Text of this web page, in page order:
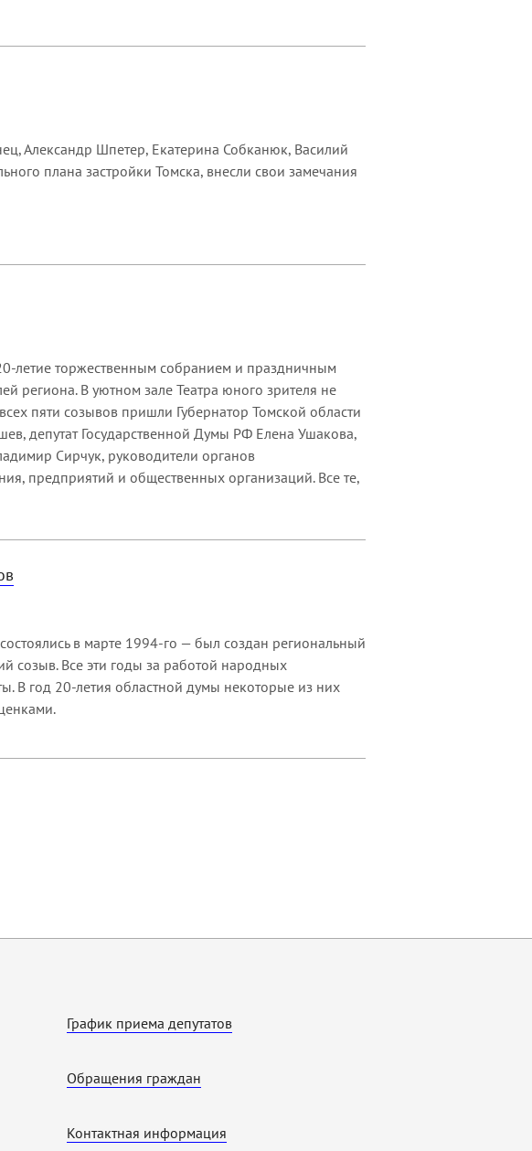
Александр Шпетер, Екатерина Собканюк, Василий
плана застройки Томска, внесли свои замечания
летие торжественным собранием и праздничным
региона. В уютном зале Театра юного зрителя не
пяти созывов пришли Губернатор Томской области
депутат Государственной Думы РФ Елена Ушакова,
Сирчук, руководители органов
предприятий и общественных организаций. Все те,
в марте 1994-го — был создан региональный
созыв. Все эти годы за работой народных
В год 20-летия областной думы некоторые из них
График приема депутатов
Обращения граждан
Контактная информация